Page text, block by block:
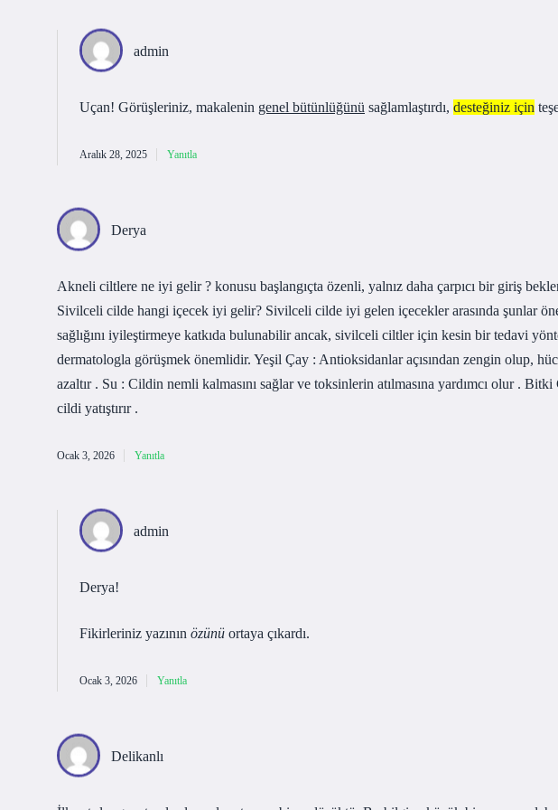
admin
Uçan! Görüşleriniz, makalenin genel bütünlüğünü sağlamlaştırdı, desteğiniz için
Aralık 28, 2025 Yanıtla
Derya
Akneli ciltlere ne iyi gelir ? konusu başlangıçta özenli, yalnız daha çarpıcı bir giriş
Sivilceli cilde hangi içecek iyi gelir? Sivilceli cilde iyi gelen içecekler arasında şunlar
sağlığını iyileştirmeye katkıda bulunabilir ancak, sivilceli ciltler için kesin bir tedavi
dermatologla görüşmek önemlidir. Yeşil Çay : Antioksidanlar açısından zengin olup,
azaltır . Su : Cildin nemli kalmasını sağlar ve toksinlerin atılmasına yardımcı olur .
cildi yatıştırır .
Ocak 3, 2026 Yanıtla
admin
Derya!
Fikirleriniz yazının özünü ortaya çıkardı.
Ocak 3, 2026 Yanıtla
Delikanlı